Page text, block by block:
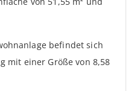
von 51,55 m² und
befindet sich
mit einer Größe von 8,58